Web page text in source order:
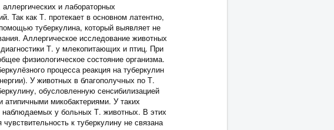
и лабораторных
Так как Т. протекает в основном латентно,
туберкулина, который выявляет не
Аллергическое исследование животных
Т. у млекопитающих и птиц. При
физиологическое состояние организма.
процесса реакция на туберкулин
У животных в благополучных по Т.
обусловленную сенсибилизацией
атипичными микобактериями. У таких
наблюдаемых у больных Т. животных. В этих
к туберкулину не связана